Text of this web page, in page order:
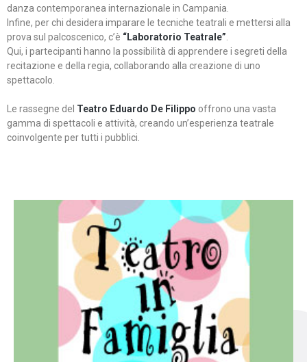
danza contemporanea internazionale in Campania.
Infine, per chi desidera imparare le tecniche teatrali e mettersi alla
prova sul palcoscenico, c’è “Laboratorio Teatrale”
Qui, i partecipanti hanno la possibilità di apprendere i segreti della
recitazione e della regia, collaborando alla creazione di uno
spettacolo.
Le rassegne del Teatro Eduardo De Filippo offrono una vasta
gamma di spettacoli e attività, creando un’esperienza teatrale
coinvolgente per tutti i pubblici.
Teatro in famiglia
Teatro In Famiglia è una rassegna di teatro concepita
per far condividere e godere del teatro all’intera
famiglia.
Continua